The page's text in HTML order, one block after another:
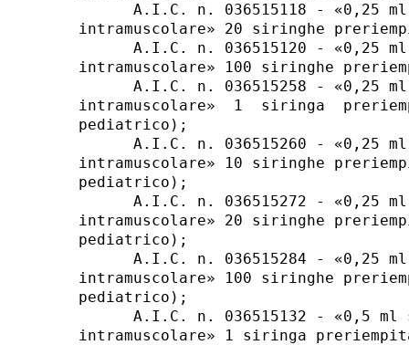
A.I.C. n. 036515118 - «0,25
intramuscolare» 20 siringhe
A.I.C. n. 036515120 - «0,25
intramuscolare» 100 siringhe
A.I.C. n. 036515258 - «0,25
intramuscolare»  1  siringa
pediatrico);
A.I.C. n. 036515260 - «0,25
intramuscolare» 10 siringhe
pediatrico);
A.I.C. n. 036515272 - «0,25
intramuscolare» 20 siringhe
pediatrico);
A.I.C. n. 036515284 - «0,25
intramuscolare» 100 siringhe
pediatrico);
A.I.C. n. 036515132 - «0,5 ml
intramuscolare» 1 siringa